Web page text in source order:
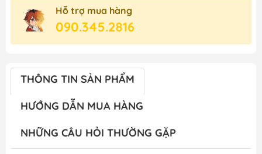
Hỗ trợ mua hàng
090.345.2816
THÔNG TIN SẢN PHẨM
HƯỚNG DẪN MUA HÀNG
NHỮNG CÂU HỎI THƯỜNG GẶP